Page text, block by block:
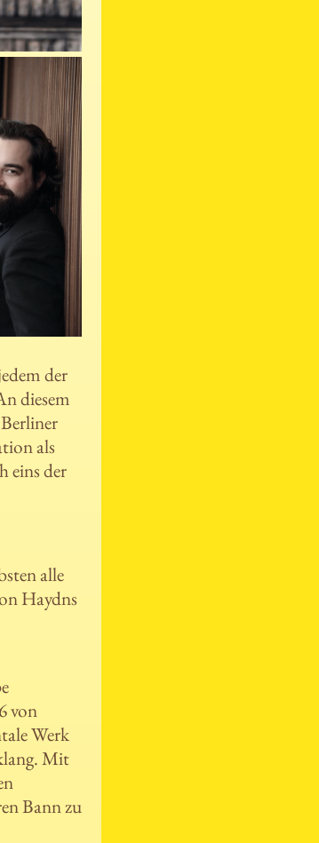
der
diesem
als
eins der
alle
Haydns
von
Werk
Mit
Bann zu